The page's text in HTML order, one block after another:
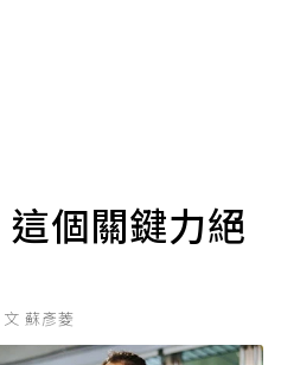
個關鍵力絕
蘇彥菱